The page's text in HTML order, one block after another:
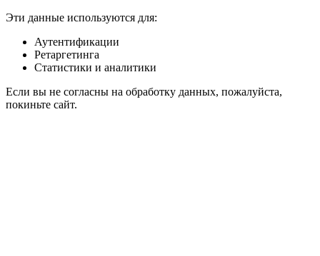
Эти данные используются для:
Аутентификации
Ретаргетинга
Статистики и аналитики
Если вы не согласны на обработку данных, пожалуйста,
покиньте сайт.